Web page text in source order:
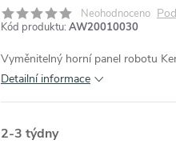
Neohodnoceno
Kód produktu: AW20010030
Vyměnitelný horní panel robotu
Detailní informace
2-3 týdny